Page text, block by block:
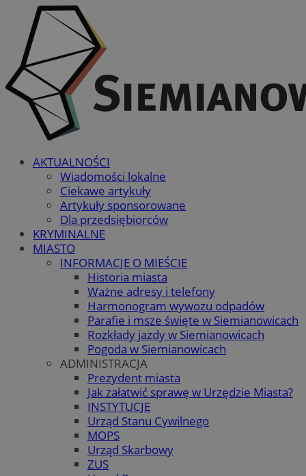
AKTUALNOŚCI
Wiadomości lokalne
Ciekawe artykuły
Artykuły sponsorowane
Dla przedsiębiorców
KRYMINALNE
MIASTO
INFORMACJE O MIEŚCIE
Historia miasta
Ważne adresy i telefony
Harmonogram wywozu odpadów
Parafie i msze święte w Siemianowicach
Rozkłady jazdy w Siemianowicach
Pogoda w Siemianowicach
ADMINISTRACJA
Prezydent miasta
Jak załatwić sprawę w Urzędzie Miasta?
INSTYTUCJE
Urząd Stanu Cywilnego
MOPS
Urząd Skarbowy
ZUS